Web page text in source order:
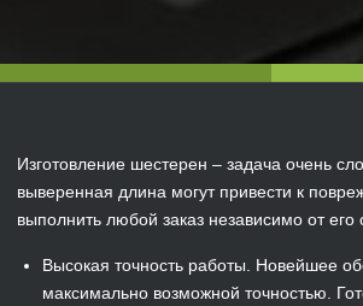
Изготовление шестерен – задача очень
выверенная длина могут привести к
выполнить любой заказ независимо от
Высокая точность работы. Новейшее
максимально возможной точностью.